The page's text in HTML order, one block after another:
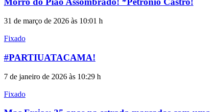
31 de março de 2026 às 10:01 h
Fixado
#PARTIUATACAMA!
7 de janeiro de 2026 às 10:29 h
Fixado